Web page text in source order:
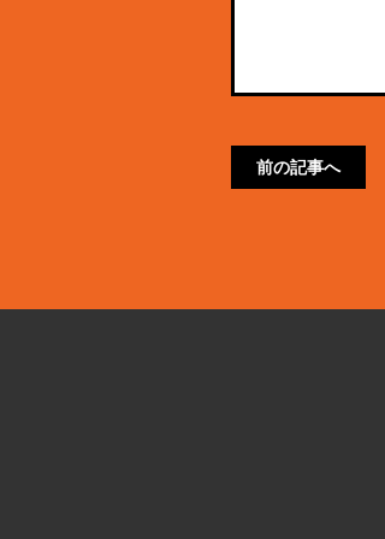
前の記事へ